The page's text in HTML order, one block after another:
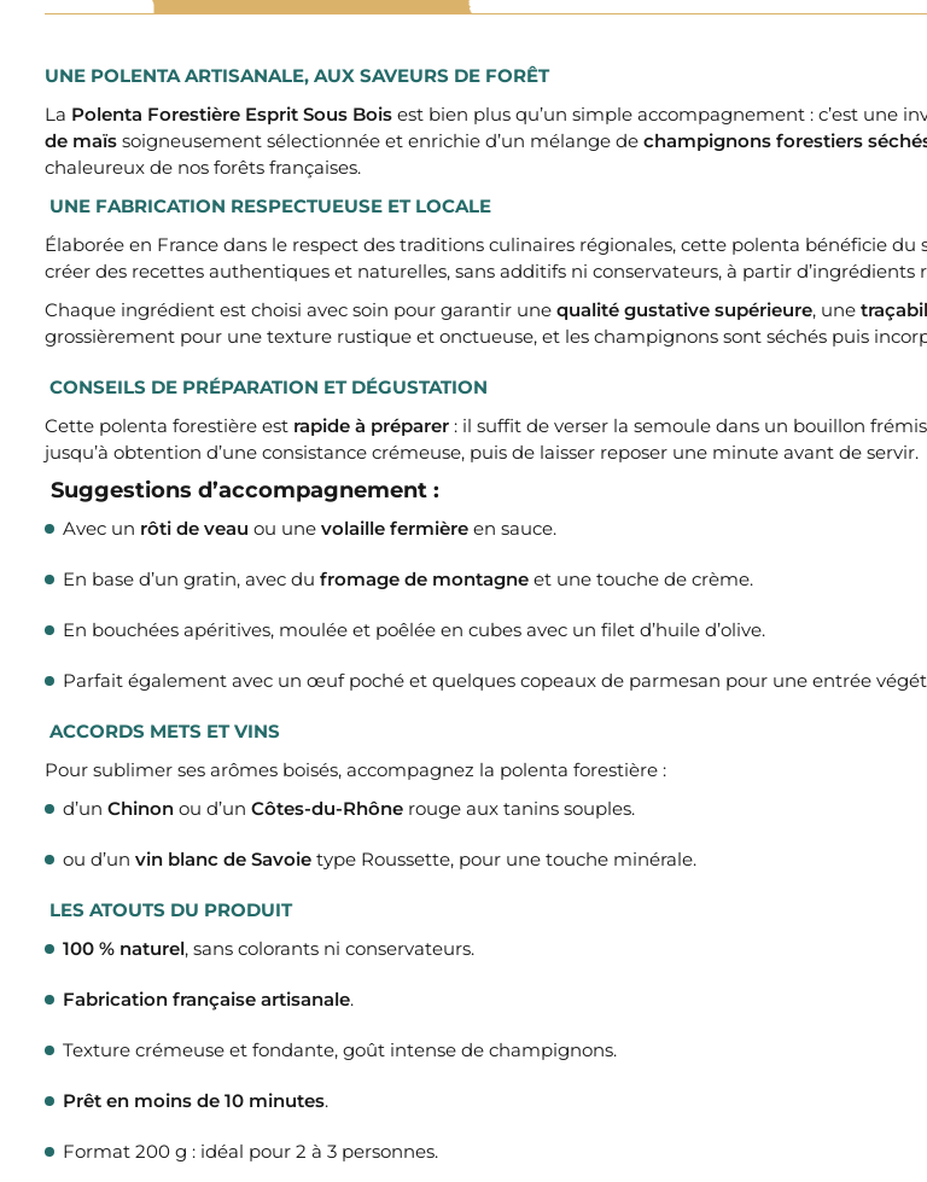
UNE POLENTA ARTISANALE, AUX SAVEURS DE FORÊT
La Polenta Forestière Esprit Sous Bois est bien plus qu’un simple accompagnement : c’est une
de maïs soigneusement sélectionnée et enrichie d’un mélange de champignons forestiers
chaleureux de nos forêts françaises.
UNE FABRICATION RESPECTUEUSE ET LOCALE
Élaborée en France dans le respect des traditions culinaires régionales, cette polenta bénéficie du
créer des recettes authentiques et naturelles, sans additifs ni conservateurs, à partir d’ingrédients
Chaque ingrédient est choisi avec soin pour garantir une qualité gustative supérieure, une
grossièrement pour une texture rustique et onctueuse, et les champignons sont séchés puis
CONSEILS DE PRÉPARATION ET DÉGUSTATION
Cette polenta forestière est rapide à préparer : il suffit de verser la semoule dans un bouillon
jusqu’à obtention d’une consistance crémeuse, puis de laisser reposer une minute avant de servir.
Suggestions d’accompagnement :
Avec un rôti de veau ou une volaille fermière en sauce.
En base d’un gratin, avec du fromage de montagne et une touche de crème.
En bouchées apéritives, moulée et poêlée en cubes avec un filet d’huile d’olive.
Parfait également avec un œuf poché et quelques copeaux de parmesan pour une entrée
ACCORDS METS ET VINS
Pour sublimer ses arômes boisés, accompagnez la polenta forestière :
d’un Chinon ou d’un Côtes-du-Rhône rouge aux tanins souples.
ou d’un vin blanc de Savoie type Roussette, pour une touche minérale.
LES ATOUTS DU PRODUIT
100 % naturel, sans colorants ni conservateurs.
Fabrication française artisanale.
Texture crémeuse et fondante, goût intense de champignons.
Prêt en moins de 10 minutes.
Format 200 g : idéal pour 2 à 3 personnes.